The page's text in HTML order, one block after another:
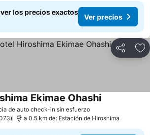
los precios exactos
Ver precios
Compartir
de auto check-in sin esfuerzoVer precios
Ekimae OhashiVer precios
a 0.5 km de: Estación de Hiroshima